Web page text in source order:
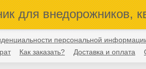
для внедорожников,
персональной
Как заказать? Доставка и оплата